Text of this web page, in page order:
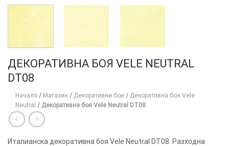
ДЕКОРАТИВНА БОЯ VELE NEUTRAL
DT08
Начало / Магазин / Декоративни бои / Декоративна боя Vele
Neutral / Декоративна боя Vele Neutral DT08
Италианска декоративна боя Vele Neutral DT08. Разходна